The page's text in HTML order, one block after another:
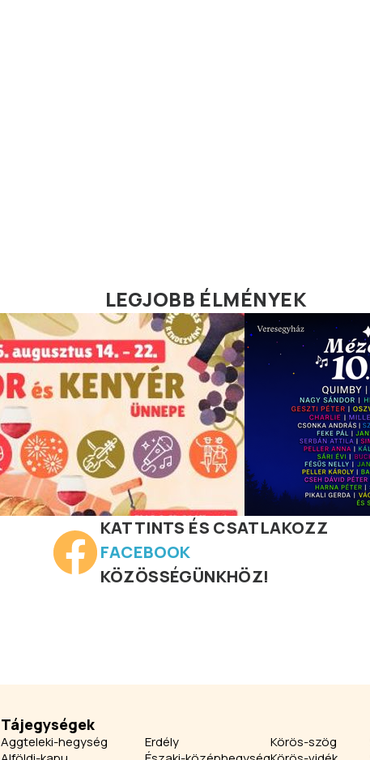
LEGJOBB ÉLMÉNYEK
KATTINTS ÉS CSATLAKOZZ
FACEBOOK
KÖZÖSSÉGÜNKHÖZ!
Tájegységek
Aggteleki-hegység
Erdély
Körös-szög